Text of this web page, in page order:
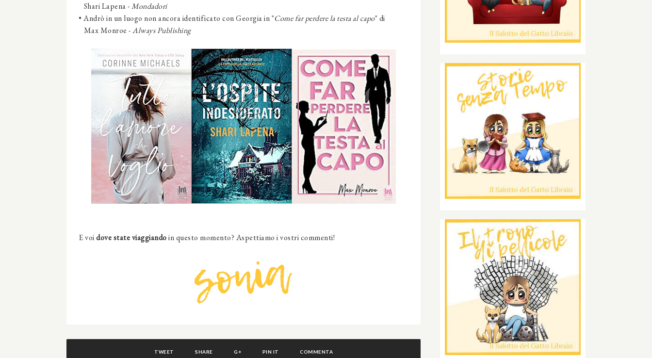
Shari Lapena -Mondadori
• Andrò in un luogo non ancora identificato con Georgia in "Come far perdere la testa al capo" di
Max Monroe -Always Publishing
E voidove state viaggiandoin questo momento? Aspettiamo i vostri commenti!
TWEET SHARE G+ PIN IT COMMENTA